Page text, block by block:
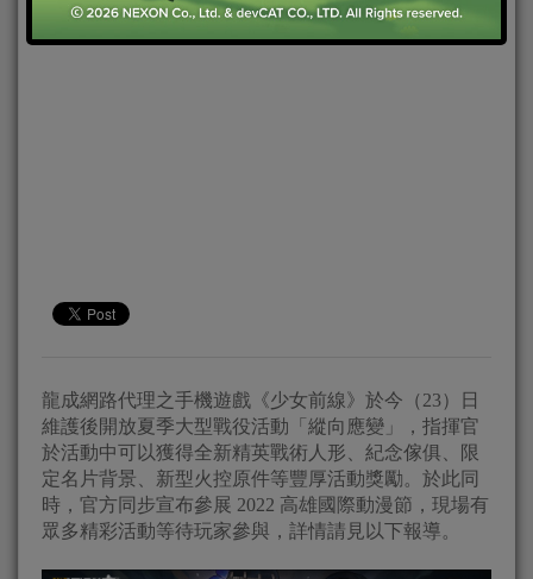
龍成網路代理之手機遊戲《少女前線》於今（23）日
維護後開放夏季大型戰役活動「縱向應變」，指揮官
於活動中可以獲得全新精英戰術人形、紀念傢俱、限
定名片背景、新型火控原件等豐厚活動獎勵。於此同
時，官方同步宣布參展 2022 高雄國際動漫節，現場有
眾多精彩活動等待玩家參與，詳情請見以下報導。